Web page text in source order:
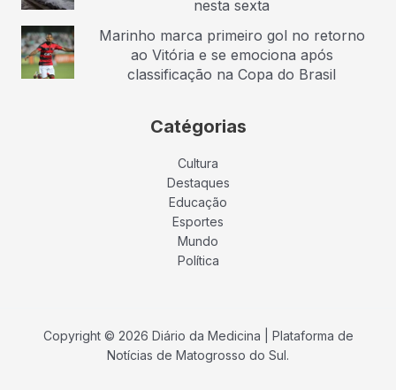
nesta sexta
Marinho marca primeiro gol no retorno
ao Vitória e se emociona após
classificação na Copa do Brasil
Catégorias
Cultura
Destaques
Educação
Esportes
Mundo
Política
Copyright © 2026 Diário da Medicina | Plataforma de
Notícias de Matogrosso do Sul.